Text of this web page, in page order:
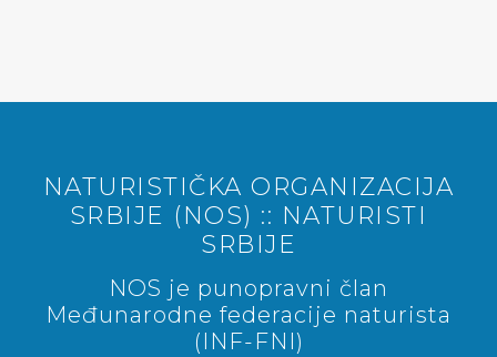
NATURISTIČKA ORGANIZACIJA
SRBIJE (NOS) :: NATURISTI
SRBIJE
NOS je punopravni član
Međunarodne federacije naturista
(INF-FNI)